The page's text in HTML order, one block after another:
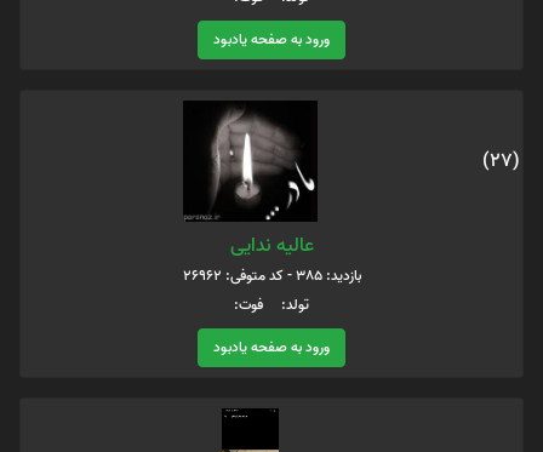
ورود به صفحه یادبود
(27)
عالیه ندایی
بازدید: 385 - کد متوفی: 26962
تولد: فوت:
ورود به صفحه یادبود